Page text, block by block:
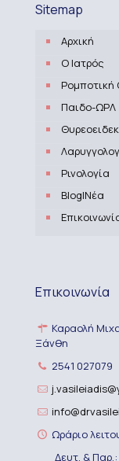
Sitemap
Αρχική
Ο Ιατρός
Ρομποτική
Παιδο-ΩΡΛ
Ρινολογία
Blog|Νέα
Επικοινωνία
Καραολή
Ξάνθη
2541 027079
Ωράριο
Δευτ. &